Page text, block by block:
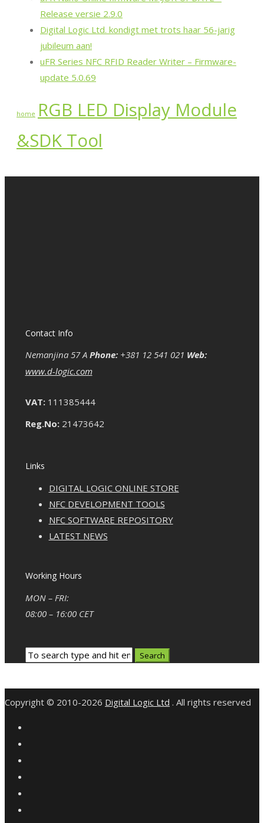
Release versie 2.9.0
Digital Logic Ltd. kondigt met trots haar 56-jarig
jubileum aan!
uFR Series NFC RFID Reader Writer – Firmware-
update 5.0.69
home RGB LED Display Module
&SDK Tool
Contact Info
Nemanjina 57 A Phone:+381 12 541 021 Web:
www.d-logic.com
VAT:111385444
Reg.No:21473642
Links
DIGITAL LOGIC ONLINE STORE
NFC DEVELOPMENT TOOLS
NFC SOFTWARE REPOSITORY
LATEST NEWS
Working Hours
MON – FRI:
08:00 – 16:00 CET
Copyright © 2010-2026 Digital Logic Ltd . All rights reserved